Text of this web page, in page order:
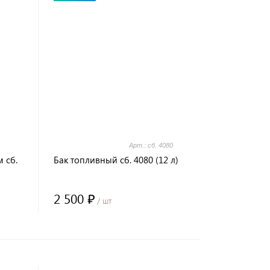
сб.
Арт.: сб. 4080
Бак топливный сб. 4080 (12 л)
2 500 ₽ / шт